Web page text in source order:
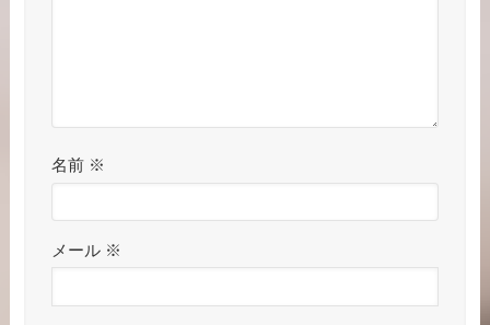
名前 ※
メール ※